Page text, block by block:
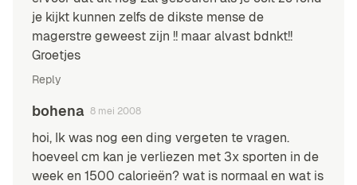
je kijkt kunnen zelfs de dikste mense de
magerstre geweest zijn !! maar alvast bdnkt!!
Groetjes
Reply
bohena 8 mei 2008
hoi, Ik was nog een ding vergeten te vragen.
hoeveel cm kan je verliezen met 3x sporten in de
week en 1500 calorieën? wat is normaal en wat is